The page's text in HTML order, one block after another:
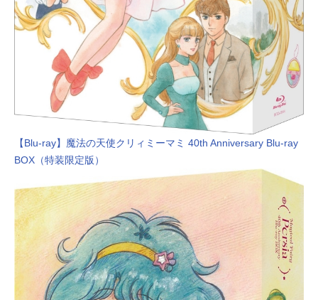
【Blu-ray】魔法の天使クリィミーマミ 40th Anniversary Blu-ray
BOX（特装限定版）